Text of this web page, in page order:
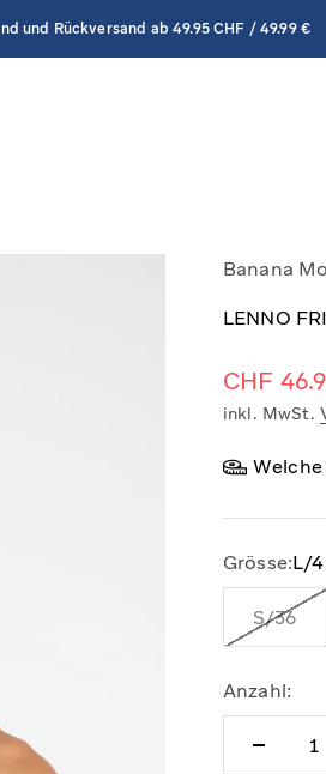
und Rückversand ab 49.95 CHF / 49.99 €
Banana
LENNO
Angebot
CHF
inkl. MwSt.
Grösse:L/
S/36
Anzahl: